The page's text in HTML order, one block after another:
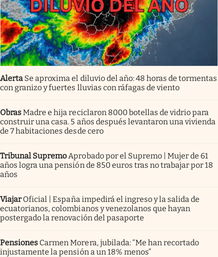
Alerta Se aproxima el diluvio del año: 48 horas de tormentas
con granizo y fuertes lluvias con ráfagas de viento
ObrasMadre e hija reciclaron 8000 botellas de vidrio para
construir una casa. 5 años después levantaron una vivienda
de 7 habitaciones desde cero
Tribunal Supremo Aprobado por el Supremo | Mujer de 61
años logra una pensión de 850 euros tras no trabajar por 18
años
Viajar Oficial | España impedirá el ingreso y la salida de
ecuatorianos, colombianos y venezolanos que hayan
postergado la renovación del pasaporte
Pensiones Carmen Morera, jubilada: “Me han recortado
injustamente la pensión a un 18% menos”